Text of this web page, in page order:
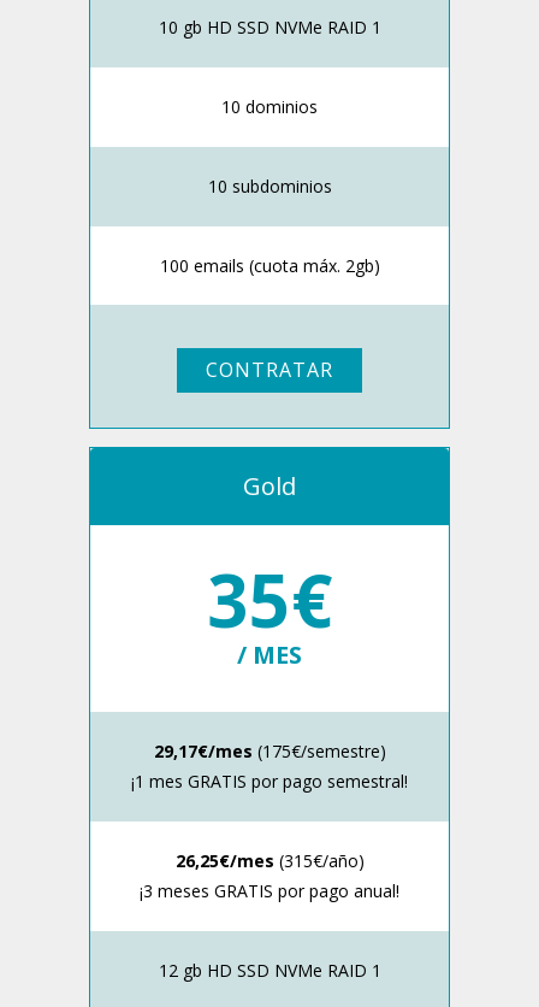
10 gb HD SSD NVMe RAID 1
10 dominios
10 subdominios
100 emails (cuota máx. 2gb)
CONTRATAR
Gold
35€
/ MES
29,17€/mes (175€/semestre)
¡1 mes GRATIS por pago semestral!
26,25€/mes (315€/año)
¡3 meses GRATIS por pago anual!
12 gb HD SSD NVMe RAID 1